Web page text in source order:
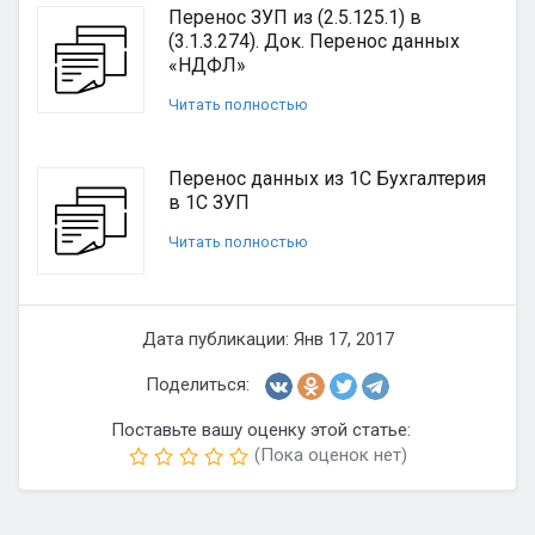
Перенос ЗУП из (2.5.125.1) в
(3.1.3.274). Док. Перенос данных
«НДФЛ»
Читать полностью
Перенос данных из 1С Бухгалтерия
в 1С ЗУП
Читать полностью
Дата публикации: Янв 17, 2017
Поделиться:
Поставьте вашу оценку этой статье:
(Пока оценок нет)